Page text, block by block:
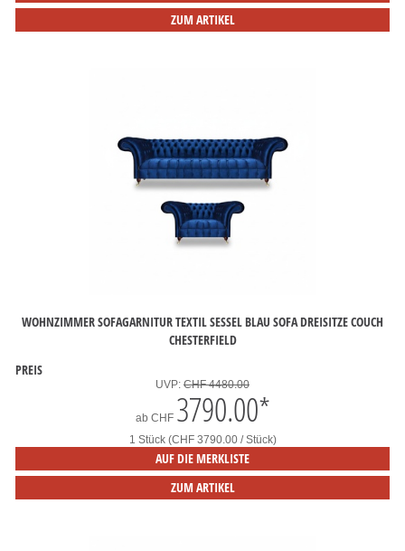
ZUM ARTIKEL
WOHNZIMMER SOFAGARNITUR TEXTIL SESSEL BLAU SOFA DREISITZE COUCH
CHESTERFIELD
PREIS
UVP: CHF 4480.00
ab CHF 3790.00*
1 Stück (CHF 3790.00 / Stück)
AUF DIE MERKLISTE
ZUM ARTIKEL